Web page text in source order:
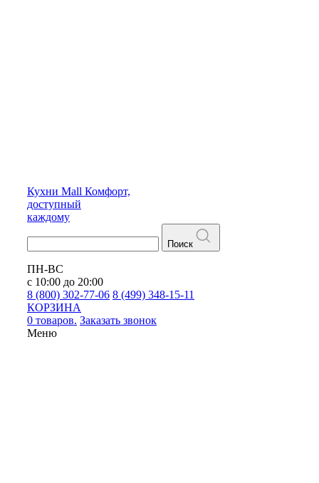
Кухни Mall Комфорт,
доступный
каждому
Поиск
ПН-ВС
с 10:00 до 20:00
8 (800) 302-77-06 8 (499) 348-15-11
КОРЗИНА
0 товаров. Заказать звонок
Меню